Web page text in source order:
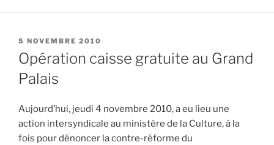
PUBLIÉ
LE
5 NOVEMBRE 2010
Opération caisse gratuite au Grand
Palais
Aujourd’hui, jeudi 4 novembre 2010, a eu lieu une
action intersyndicale au ministère de la Culture, à la
fois pour dénoncer la contre-réforme du